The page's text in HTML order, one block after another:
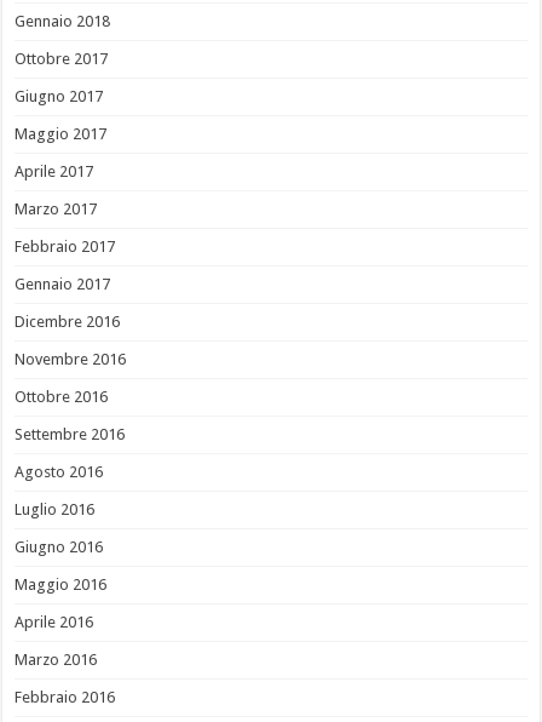
Gennaio 2018
Ottobre 2017
Giugno 2017
Maggio 2017
Aprile 2017
Marzo 2017
Febbraio 2017
Gennaio 2017
Dicembre 2016
Novembre 2016
Ottobre 2016
Settembre 2016
Agosto 2016
Luglio 2016
Giugno 2016
Maggio 2016
Aprile 2016
Marzo 2016
Febbraio 2016